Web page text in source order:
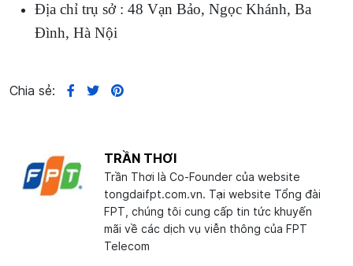
Địa chỉ trụ sở : 48 Vạn Bảo, Ngọc Khánh, Ba
Đình, Hà Nội
Chia sẻ:
TRẦN THƠI
Trần Thơi là Co-Founder của website
tongdaifpt.com.vn. Tại website Tổng đài
FPT, chúng tôi cung cấp tin tức khuyến
mãi về các dịch vụ viễn thông của FPT
Telecom